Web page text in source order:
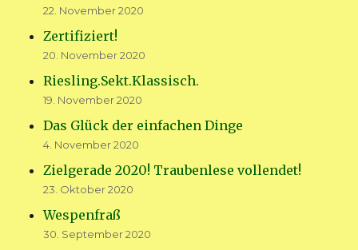
22. November 2020
Zertifiziert!
20. November 2020
Riesling.Sekt.Klassisch.
19. November 2020
Das Glück der einfachen Dinge
4. November 2020
Zielgerade 2020! Traubenlese vollendet!
23. Oktober 2020
Wespenfraß
30. September 2020